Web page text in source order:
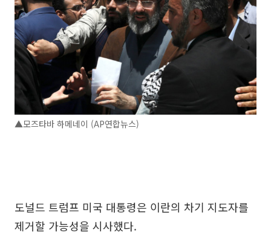
▲모즈타바 하메네이 (AP연합뉴스)
도널드 트럼프 미국 대통령은 이란의 차기 지도자를
제거할 가능성을 시사했다.